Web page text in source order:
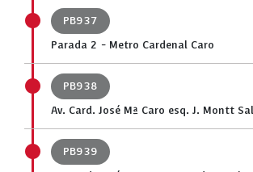
PB937
Parada 2 - Metro Cardenal Caro
PB938
Av. Card. José Mª Caro esq. J. Montt
PB939